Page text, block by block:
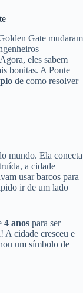
Gate mudaram
eles sabem
bonitas. A Ponte
de como resolver
mundo. Ela conecta
a cidade
usar barcos para
ir de um lado
4 anos para ser
A cidade cresceu e
um símbolo de